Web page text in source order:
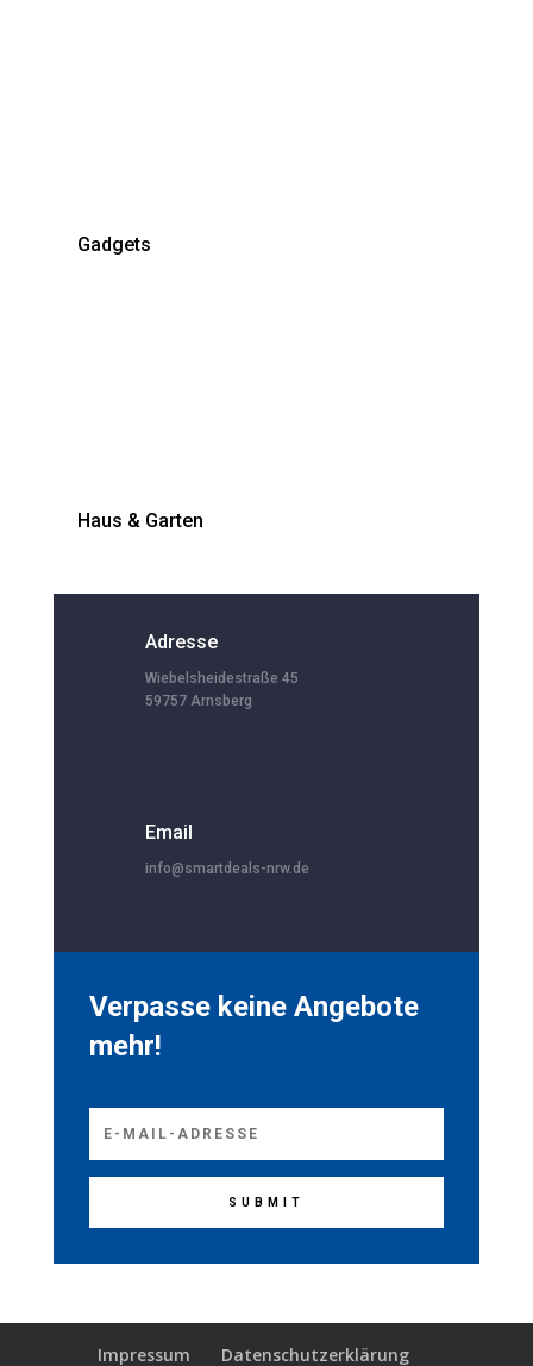
Gadgets
Haus & Garten
Adresse
Wiebelsheidestraße 45
59757 Arnsberg
Email
info@smartdeals-nrw.de
Verpasse keine Angebote
mehr!
SUBMIT
Impressum Datenschutzerklärung